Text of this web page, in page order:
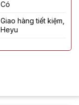
Có
Giao hàng tiết kiệm,
Heyu